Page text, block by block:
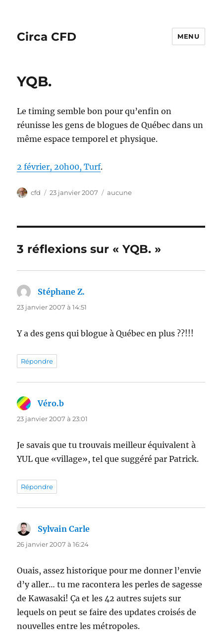
Circa CFD MENU
YQB.
Le timing semble bon pour qu’enfin on
réunisse les gens de blogues de Québec dans un
même espace temporel et physique.
2 février, 20h00, Turf.
Auteur
cfd
Publié
23 janvier 2007 Catégories
aucune
3 réflexions sur « YQB. »
Stéphane Z.
23 janvier 2007 à 14:51
Y a des gens qui blogue à Québec en plus ??!!!
Répondre
Véro.b
23 janvier 2007 à 23:01
Je savais que tu trouvais meilleur équivalent à
YUL que «village», tel que suggéré par Patrick.
Répondre
Sylvain Carle
26 janvier 2007 à 16:24
Ouais, assez historique pour me donner l’envie
d’y aller… tu me racontera les perles de sagesse
de Kawasaki! Ça et les 42 autres sujets sur
lequels on peut se faire des updates croisés de
nouvelles entre les métropoles.